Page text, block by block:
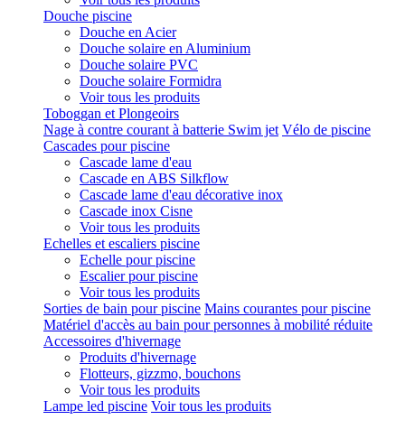
Douche piscine
Douche en Acier
Douche solaire en Aluminium
Douche solaire PVC
Douche solaire Formidra
Voir tous les produits
Toboggan et Plongeoirs
Nage à contre courant à batterie Swim jet Vélo de piscine
Cascades pour piscine
Cascade lame d'eau
Cascade en ABS Silkflow
Cascade lame d'eau décorative inox
Cascade inox Cisne
Voir tous les produits
Echelles et escaliers piscine
Echelle pour piscine
Escalier pour piscine
Voir tous les produits
Sorties de bain pour piscine Mains courantes pour piscine
Matériel d'accès au bain pour personnes à mobilité réduite
Accessoires d'hivernage
Produits d'hivernage
Flotteurs, gizzmo, bouchons
Voir tous les produits
Lampe led piscine Voir tous les produits